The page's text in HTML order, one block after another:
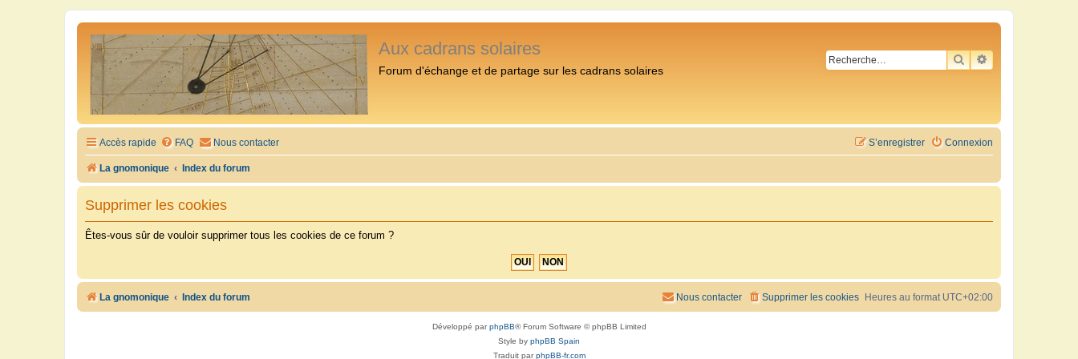
Aux cadrans solaires
Forum d'échange et de partage sur les cadrans solaires
RECHERCHER
RECHERCHE
Accès rapide FAQ Nous contacter Connexion
S’enregistrer
La gnomonique Index du forum
Supprimer les cookies
Êtes-vous sûr de vouloir supprimer tous les cookies de ce forum ?
La gnomonique Index du forum Heures au format UTC+02:00
Supprimer les cookies
Nous contacter
Développé parphpBB® Forum Software © phpBB Limited
Style by phpBB Spain
Traduit parphpBB-fr.com